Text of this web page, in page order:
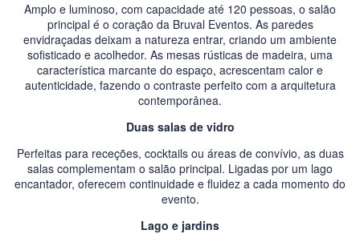
Amplo e luminoso, com capacidade até 120 pessoas, o salão
principal é o coração da Bruval Eventos. As paredes
envidraçadas deixam a natureza entrar, criando um ambiente
sofisticado e acolhedor. As mesas rústicas de madeira, uma
característica marcante do espaço, acrescentam calor e
autenticidade, fazendo o contraste perfeito com a arquitetura
contemporânea.
Duas salas de vidro
Perfeitas para receções, cocktails ou áreas de convívio, as duas
salas complementam o salão principal. Ligadas por um lago
encantador, oferecem continuidade e fluidez a cada momento do
evento.
Lago e jardins